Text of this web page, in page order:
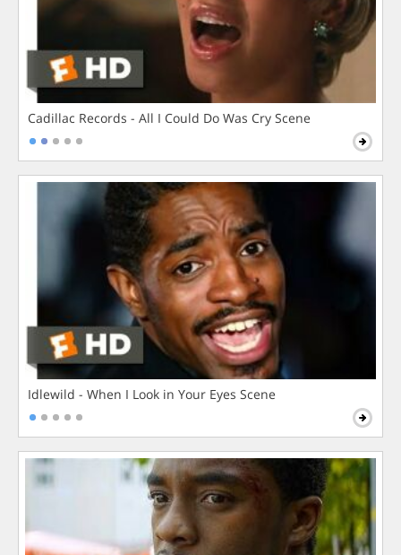
Cadillac Records - All I Could Do Was Cry Scene
Idlewild - When I Look in Your Eyes Scene